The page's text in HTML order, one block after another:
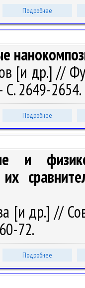
Подробнее
[и др.] //
2649-2654.
Подробнее
и
[и др.] //
72.
Подробнее